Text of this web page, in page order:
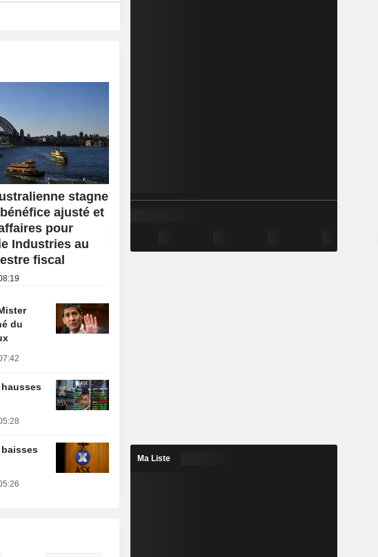
stagne
ajusté et
pour
Industries au
fiscal
du
Ma Liste